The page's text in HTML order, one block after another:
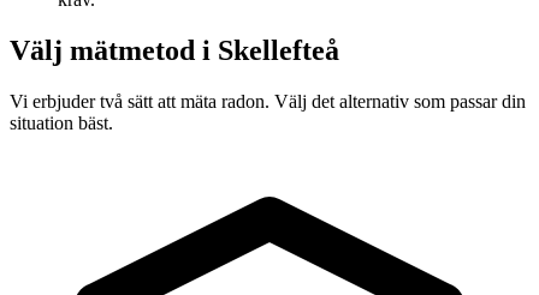
Välj mätmetod i Skellefteå
Vi erbjuder två sätt att mäta radon. Välj det alternativ som passar din
situation bäst.